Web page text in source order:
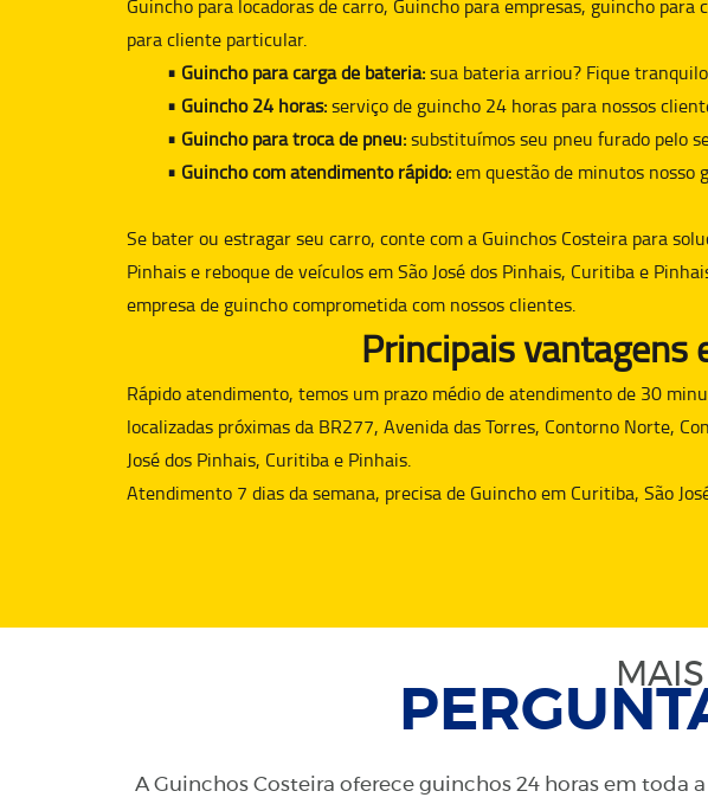
Guincho para locadoras de carro, Guincho para empresas, guincho
para cliente particular.
• Guincho para carga de bateria:sua bateria arriou? Fique
• Guincho 24 horas:serviço de guincho 24 horas para nossos
• Guincho para troca de pneu:substituímos seu pneu furado pelo
• Guincho com atendimento rápido:em questão de minutos nosso
Se bater ou estragar seu carro, conte com a Guinchos Costeira para
Pinhais e reboque de veículos em São José dos Pinhais, Curitiba e
empresa de guincho comprometida com nossos clientes.
Principais vantagens
Rápido atendimento, temos um prazo médio de atendimento de 30
localizadas próximas da BR277, Avenida das Torres, Contorno Norte,
José dos Pinhais, Curitiba e Pinhais.
Atendimento 7 dias da semana, precisa de Guinchoem Curitiba, São
A Guinchos Costeira oferece guinchos 24 horas em toda